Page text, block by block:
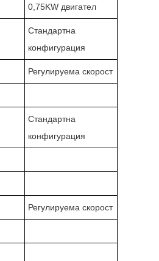
0,75KW двигател
Стандартна
конфигурация
Регулируема скорост
Стандартна
конфигурация
Регулируема скорост